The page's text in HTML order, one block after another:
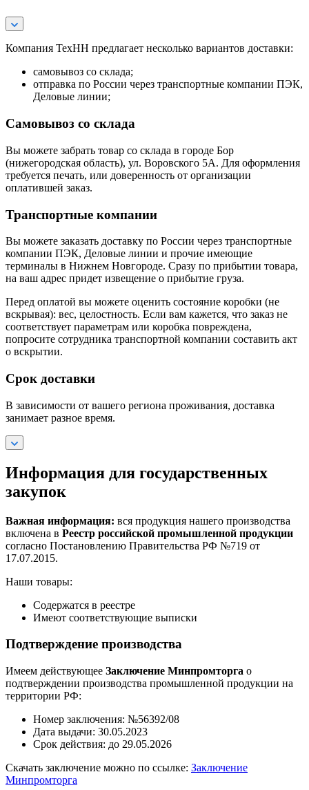
Компания ТехНН предлагает несколько вариантов доставки:
самовывоз со склада;
отправка по России через транспортные компании ПЭК,
Деловые линии;
Самовывоз со склада
Вы можете забрать товар со склада в городе Бор
(нижегородская область), ул. Воровского 5А. Для оформления
требуется печать, или доверенность от организации
оплатившей заказ.
Транспортные компании
Вы можете заказать доставку по России через транспортные
компании ПЭК, Деловые линии и прочие имеющие
терминалы в Нижнем Новгороде. Сразу по прибытии товара,
на ваш адрес придет извещение о прибытие груза.
Перед оплатой вы можете оценить состояние коробки (не
вскрывая): вес, целостность. Если вам кажется, что заказ не
соответствует параметрам или коробка повреждена,
попросите сотрудника транспортной компании составить акт
о вскрытии.
Срок доставки
В зависимости от вашего региона проживания, доставка
занимает разное время.
Информация для государственных
закупок
Важная информация: вся продукция нашего производства
включена в Реестр российской промышленной продукции
согласно Постановлению Правительства РФ №719 от
17.07.2015.
Наши товары:
Содержатся в реестре
Имеют соответствующие выписки
Подтверждение производства
Имеем действующее Заключение Минпромторга о
подтверждении производства промышленной продукции на
территории РФ:
Номер заключения: №56392/08
Дата выдачи: 30.05.2023
Срок действия: до 29.05.2026
Скачать заключение можно по ссылке: Заключение
Минпромторга